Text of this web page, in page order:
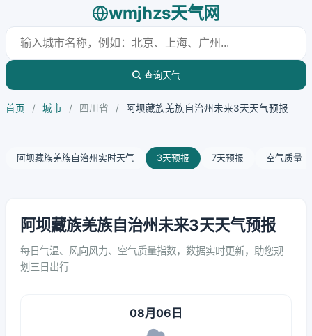
wmjhzs天气网
查询天气
首页 / 城市 / 四川省 / 阿坝藏族羌族自治州未来3天天气预报
阿坝藏族羌族自治州实时天气 3天预报 7天预报 空气质量
阿坝藏族羌族自治州未来3天天气预报
每日气温、风向风力、空气质量指数，数据实时更新，助您规
划三日出行
08月06日